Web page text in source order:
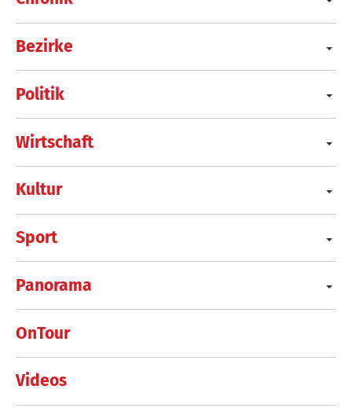
Bezirke
Politik
Wirtschaft
Kultur
Sport
Panorama
OnTour
Videos